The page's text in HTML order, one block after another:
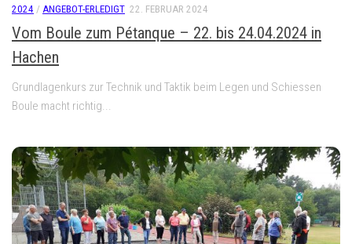
2024 / ANGEBOT-ERLEDIGT 22. FEBRUAR 2024
Vom Boule zum Pétanque – 22. bis 24.04.2024 in
Hachen
Grundlagenkurs zur Technik und Taktik beim Legen und Schiessen
Boule macht richtig...